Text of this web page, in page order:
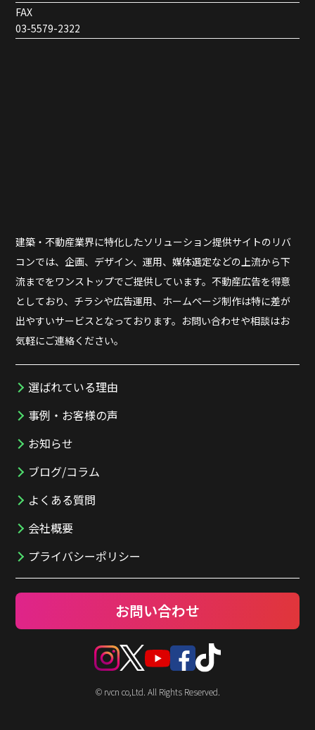
FAX
03-5579-2322
建築・不動産業界に特化したソリューション提供サイトのリバ
コンでは、企画、デザイン、運用、媒体選定などの上流から下
流までをワンストップでご提供しています。不動産広告を得意
としており、チラシや広告運用、ホームページ制作は特に差が
出やすいサービスとなっております。お問い合わせや相談はお
気軽にご連絡ください。
選ばれている理由
事例・お客様の声
お知らせ
ブログ/コラム
よくある質問
会社概要
プライバシーポリシー
お問い合わせ
© rvcn co,Ltd. All Rights Reserved.